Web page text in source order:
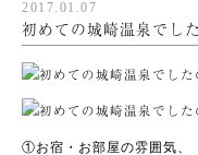
2017.01.07
初めての城崎温泉でし
①お宿・お部屋の雰囲気、